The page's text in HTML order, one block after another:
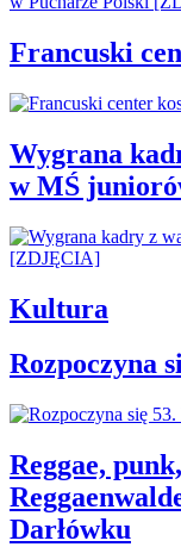
Francuski
Wygrana
w MŚ
Kultura
Rozpoczyna
Reggae,
Darłówku